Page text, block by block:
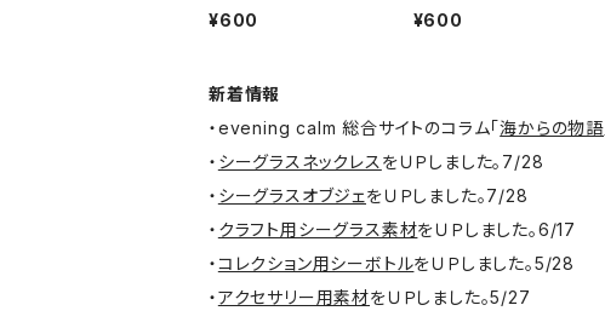
¥600
材
¥600
新着情報
・evening calm 総合サイトのコラム「海からの物語
・ シーグラスネックレス をＵＰしました。7/28
・ シーグラスオブジェをＵＰしました。7/28
・ クラフト用シーグラス素材をＵＰしました。6/17
・コレクション用シーボトルをＵＰしました。5/28
・アクセサリー用素材をＵＰしました。5/27